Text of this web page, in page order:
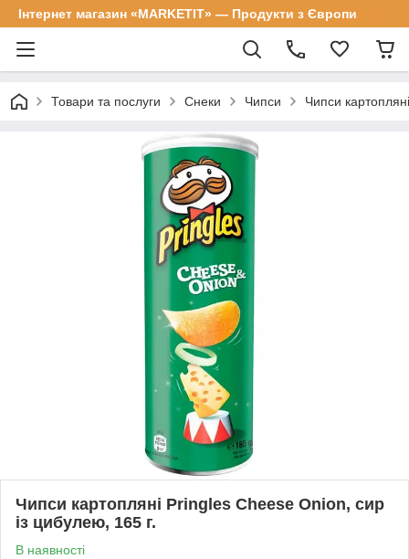
Інтернет магазин «MARKETIT» — Продукти з Європи
Товари та послуги Снеки Чипси Чипси
Чипси картопляні Pringles Cheese Onion, сир
із цибулею, 165 г.
В наявності